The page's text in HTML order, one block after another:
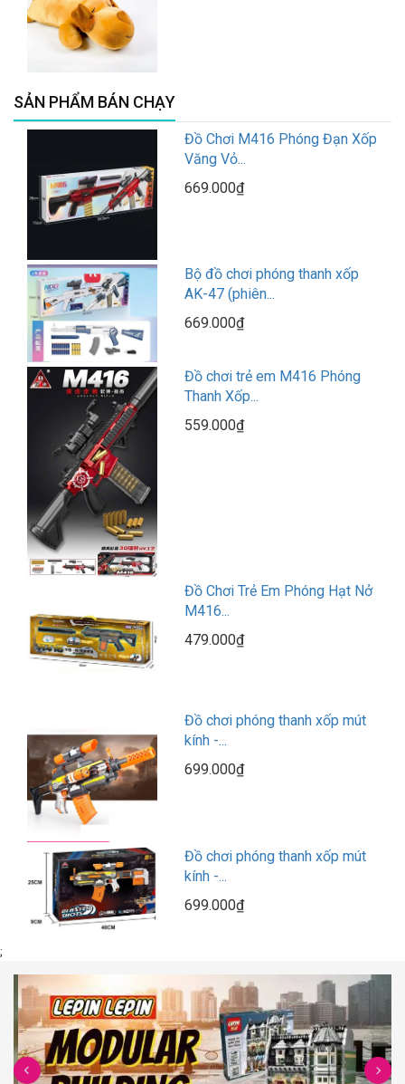
SẢN PHẨM BÁN CHẠY
Đồ Chơi M416 Phóng Đạn Xốp
Văng Vỏ...
669.000₫
Bộ đồ chơi phóng thanh xốp
AK-47 (phiên...
669.000₫
Đồ chơi trẻ em M416 Phóng
Thanh Xốp...
559.000₫
Đồ Chơi Trẻ Em Phóng Hạt Nở
M416...
479.000₫
Đồ chơi phóng thanh xốp mút
kính -...
699.000₫
Đồ chơi phóng thanh xốp mút
kính -...
699.000₫
;